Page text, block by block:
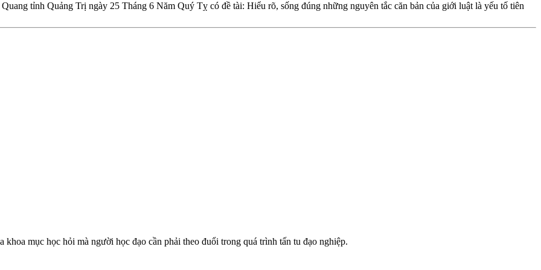
tỉnh Quảng Trị ngày 25 Tháng 6 Năm Quý Tỵ có đề tài: Hiểu rõ, sống đúng những nguyên tắc căn bản của giới luật là yếu tố tiên
mục học hỏi mà người học đạo cần phải theo đuổi trong quá trình tấn tu đạo nghiệp.